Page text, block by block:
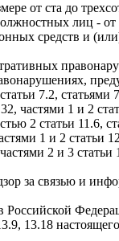
от ста до
лиц - от
средств и
7.2, статьями
частями 1 и 2
2 статьи 11.6,
1 и 2 статьи
2 и 3
за связью и
13.18